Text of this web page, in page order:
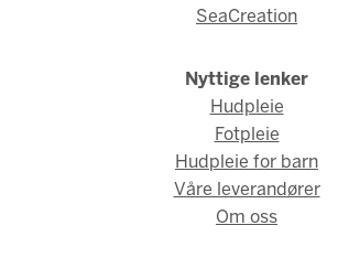
SeaCreation
Nyttige lenker
Hudpleie
Fotpleie
Hudpleie for barn
Våre leverandører
Om oss